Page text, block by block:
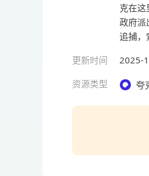
克在这
政府派
追捕，
更新时间
2025-
资源类型
夸